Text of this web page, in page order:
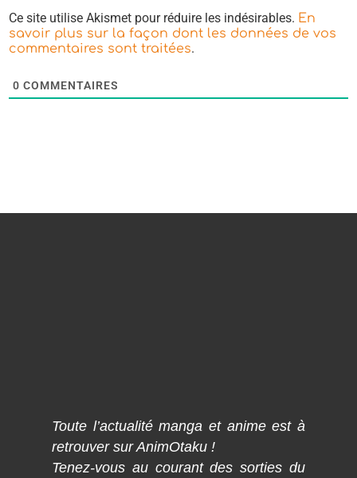
Ce site utilise Akismet pour réduire les indésirables. En
savoir plus sur la façon dont les données de vos
commentaires sont traitées.
0 COMMENTAIRES
Toute l’actualité manga et anime est à
retrouver sur AnimOtaku !
Tenez-vous au courant des sorties du